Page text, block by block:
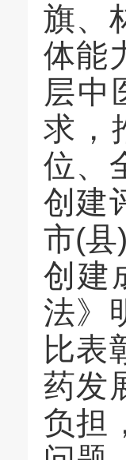
旗、
体能
层中
求，
位、
创建
市(县
创建
法》
比表
药发
负担